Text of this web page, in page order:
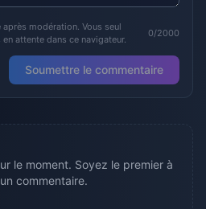
modération. Vous seul
attente dans ce navigateur.
0/2000
Soumettre le commentaire
le moment. Soyez le premier à
commentaire.